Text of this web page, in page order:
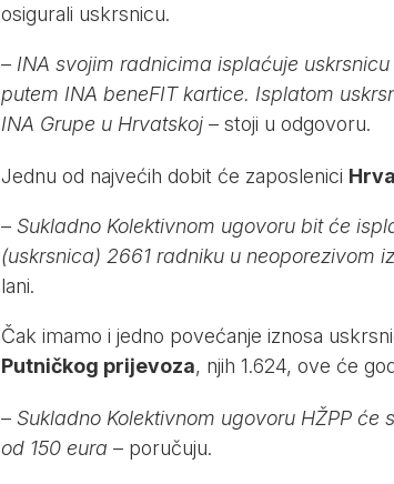
osigurali uskrsnicu.
– INA svojim radnicima isplaćuje
putem INA beneFIT kartice. Isplatom
INA Grupe u Hrvatskoj– stoji u odgovoru.
Jednu od najvećih dobit će zaposlenici
– Sukladno Kolektivnom ugovoru bit će
(uskrsnica) 2661 radniku u neoporezivom
lani.
Čak imamo i jedno povećanje iznosa
Putničkog prijevoza, njih 1.624, ove će
– Sukladno Kolektivnom ugovoru HŽPP
od 150 eura – poručuju.